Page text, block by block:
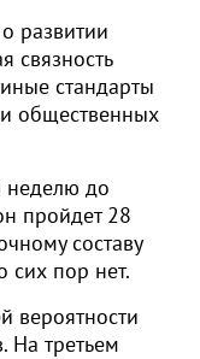
развитии
связность
стандарты
и общественных
неделю до
пройдет 28
составу
сих пор нет.
вероятности
На третьем